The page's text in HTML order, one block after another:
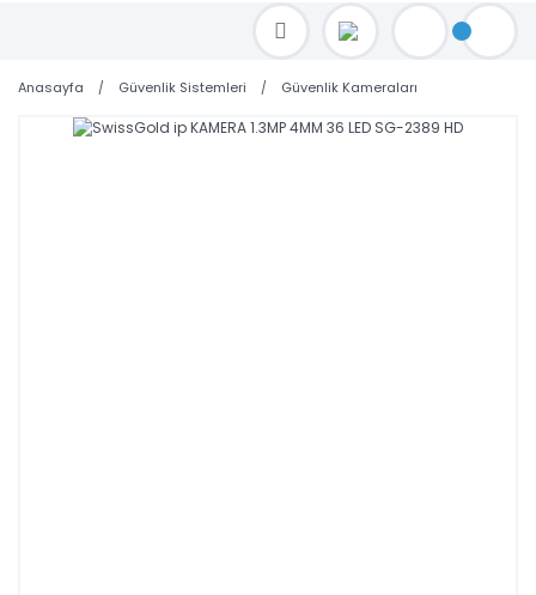
TOPTAN FİYAT ALMAK İÇİN satis@toptanbilgisayar.net MAİL ATINIZ.
SİPARİŞLERİNİZİ AYNI GÜN KARGO İLE GÖNDERİYORUZ!
Anasayfa Güvenlik Sistemleri Güvenlik Kameraları